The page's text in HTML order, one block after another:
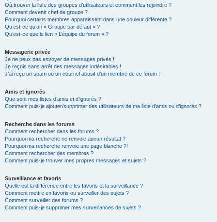
Où trouver la liste des groupes d’utilisateurs et comment les rejoindre ?
Comment devenir chef de groupe ?
Pourquoi certains membres apparaissent dans une couleur différente ?
Qu’est-ce qu’un « Groupe par défaut » ?
Qu’est-ce que le lien « L’équipe du forum » ?
Messagerie privée
Je ne peux pas envoyer de messages privés !
Je reçois sans arrêt des messages indésirables !
J’ai reçu un spam ou un courriel abusif d’un membre de ce forum !
Amis et ignorés
Que sont mes listes d’amis et d’ignorés ?
Comment puis-je ajouter/supprimer des utilisateurs de ma liste d’amis ou d’ignorés ?
Recherche dans les forums
Comment rechercher dans les forums ?
Pourquoi ma recherche ne renvoie aucun résultat ?
Pourquoi ma recherche renvoie une page blanche ?!
Comment rechercher des membres ?
Comment puis-je trouver mes propres messages et sujets ?
Surveillance et favoris
Quelle est la différence entre les favoris et la surveillance ?
Comment mettre en favoris ou surveiller des sujets ?
Comment surveiller des forums ?
Comment puis-je supprimer mes surveillances de sujets ?